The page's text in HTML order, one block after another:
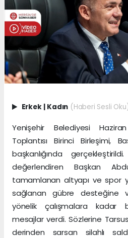
Erkek | Kadın (Haberi Sesli
Yenişehir Belediyesi
Toplantısı Birinci Birleşimi,
başkanlığında
değerlendiren Başkan
tamamlanan altyapı ve spor
sağlanan gübre desteğine
yönelik çalışmalara kadar
mesajlar verdi. Sözlerine
derinden sarsan silahlı